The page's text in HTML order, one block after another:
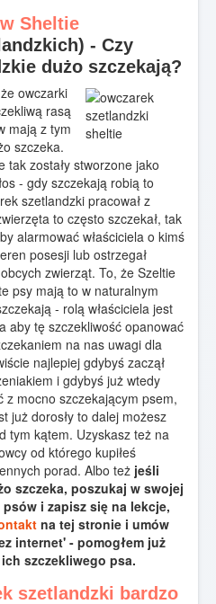
Sheltie
- Czy
dużo szczekają?
owczarki
rasą
mają z tym
szczeka.
tak zostały stworzone jako
- gdy szczekają robią to
szetlandzki pracował z
to często szczekał, tak
alarmować właściciela o kimś
posesji lub ostrzegał
zwierząt. To, że Szeltie
psy mają to w naturalnym
- rolą właściciela jest
aby tę szczekliwość opanować
na nas uwagi dla
najlepiej gdybyś zaczął
i gdybyś już wtedy
z mocno szczekającym psem,
już dorosły to dalej możesz
tym kątem. Uzyskasz też na
od którego kupiłeś
porad. Albo też jeśli
szczeka, poszukaj w swojej
i zapisz się na lekcje,
na tej stronie i umów
internet' - pomogłem już
szczekliwego psa.
szetlandzki bardzo